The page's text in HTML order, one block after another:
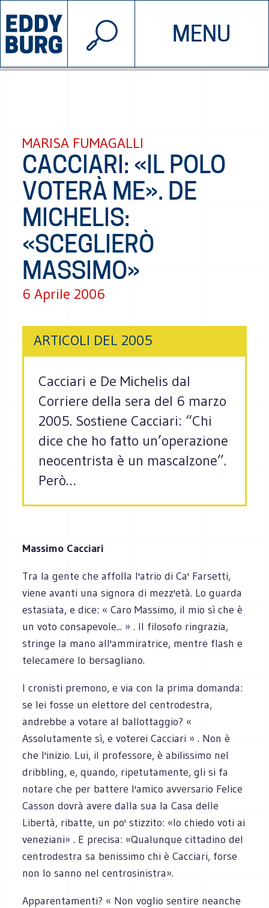
MENU
INIZIATIVE CHI SIAMO
© 2026 EDDYBURG
MARISA FUMAGALLI
CACCIARI: «IL POLO
VOTERÀ ME». DE
MICHELIS:
«SCEGLIERÒ
MASSIMO»
6 Aprile 2006
ARTICOLI DEL 2005
Cacciari e De Michelis dal
Corriere della sera del 6 marzo
2005. Sostiene Cacciari: “Chi
dice che ho fatto un’operazione
neocentrista è un mascalzone”.
Però…
Massimo Cacciari
Tra la gente che affolla l'atrio di Ca' Farsetti,
viene avanti una signora di mezz'età. Lo guarda
estasiata, e dice: « Caro Massimo, il mio sì che è
un voto consapevole... » . Il filosofo ringrazia,
stringe la mano all'ammiratrice, mentre flash e
telecamere lo bersagliano.
I cronisti premono, e via con la prima domanda:
se lei fosse un elettore del centrodestra,
andrebbe a votare al ballottaggio? «
Assolutamente sì, e voterei Cacciari » . Non è
che l'inizio. Lui, il professore, è abilissimo nel
dribbling, e, quando, ripetutamente, gli si fa
notare che per battere l'amico avversario Felice
Casson dovrà avere dalla sua la Casa delle
Libertà, ribatte, un po' stizzito: «Io chiedo voti ai
veneziani» . E precisa: «Qualunque cittadino del
centrodestra sa benissimo chi è Cacciari, forse
non lo sanno nel centrosinistra».
Apparentamenti? « Non voglio sentire neanche